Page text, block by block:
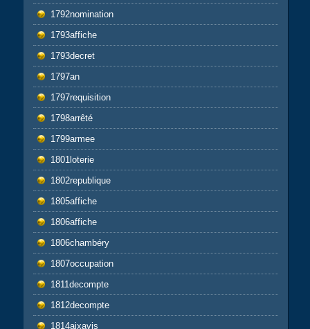
1792nomination
1793affiche
1793decret
1797an
1797requisition
1798arrêté
1799armee
1801loterie
1802republique
1805affiche
1806affiche
1806chambéry
1807occupation
1811decompte
1812decompte
1814aixavis